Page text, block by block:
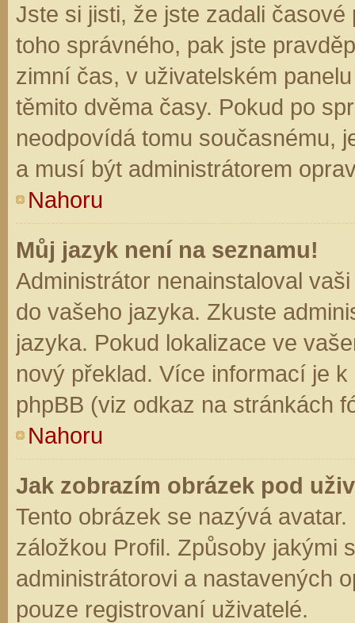
Jste si jisti, že jste zadali
toho správného, pak jste
zimní čas, v uživatelském
těmito dvěma časy. Pokud po
neodpovídá tomu současnému,
a musí být administrátorem
Nahoru
Můj jazyk není na seznamu!
Administrátor nenainstaloval
do vašeho jazyka. Zkuste
jazyka. Pokud lokalizace ve
nový překlad. Více informací je
phpBB (viz odkaz na stránkách
Nahoru
Jak zobrazím obrázek pod
Tento obrázek se nazývá
záložkou Profil. Způsoby jakými
administrátorovi a nastavených
pouze registrovaní uživatelé.